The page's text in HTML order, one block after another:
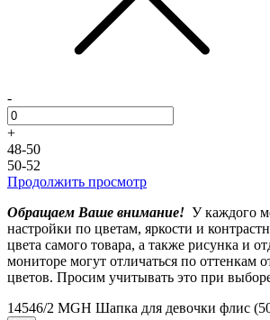
-
+
48-50
50-52
Продолжить просмотр
Обращаем Ваше внимание! У каждого
настройки по цветам, яркости и
цвета самого товара, а также рисунка и
мониторе могут отличаться по оттенкам
цветов. Просим учитывать это при
14546/2 MGH Шапка для девочки флис